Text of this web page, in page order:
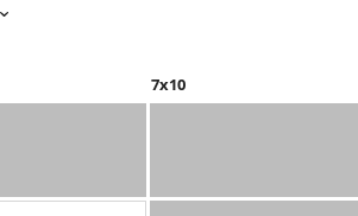
7x10